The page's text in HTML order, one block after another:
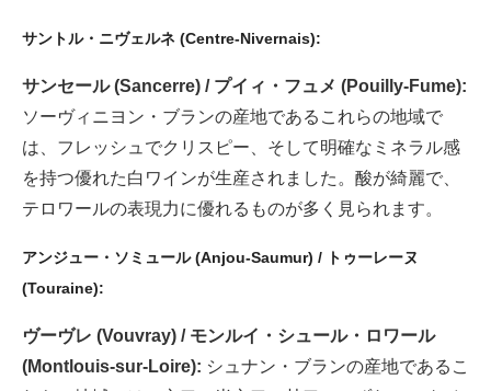
サントル・ニヴェルネ (Centre-Nivernais):
サンセール (Sancerre) / プイィ・フュメ (Pouilly-Fume):
ソーヴィニヨン・ブランの産地であるこれらの地域で
は、フレッシュでクリスピー、そして明確なミネラル感
を持つ優れた白ワインが生産されました。酸が綺麗で、
テロワールの表現力に優れるものが多く見られます。
アンジュー・ソミュール (Anjou-Saumur) / トゥーレーヌ
(Touraine):
ヴーヴレ (Vouvray) / モンルイ・シュール・ロワール
(Montlouis-sur-Loire): シュナン・ブランの産地であるこ